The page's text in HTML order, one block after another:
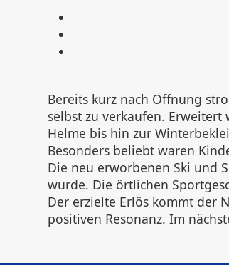
Bereits kurz nach Öffnung
selbst zu verkaufen.
Helme bis hin zur
Besonders beliebt waren
Die neu erworbenen Ski und
wurde. Die örtlichen
Der erzielte Erlös kommt der
positiven Resonanz. Im